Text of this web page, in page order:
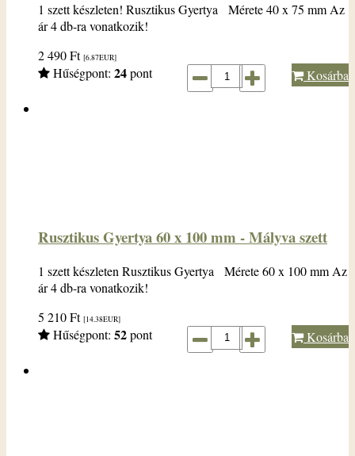
1 szett készleten! Rusztikus Gyertya Mérete 40 x 75 mm Az
ár 4 db-ra vonatkozik!
2 490Ft [6.87EUR]
Hűségpont: 24pont Kosárba
Rusztikus Gyertya 60 x 100 mm - Mályva szett
1 szett készleten Rusztikus Gyertya Mérete 60 x 100 mm Az
ár 4 db-ra vonatkozik!
5 210Ft [14.38EUR]
Hűségpont: 52pont Kosárba